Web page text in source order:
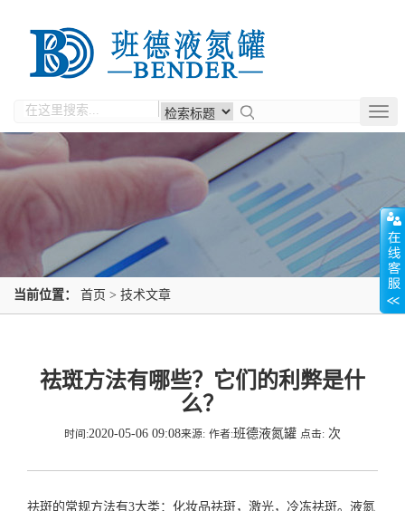
当前位置： 首页 > 技术文章
祛斑方法有哪些？它们的利弊是什
么？
时间:2020-05-06 09:08来源: 作者:班德液氮罐 点击: 次
祛斑的常规方法有3大类：化妆品祛斑，激光，冷冻祛斑。 液氮